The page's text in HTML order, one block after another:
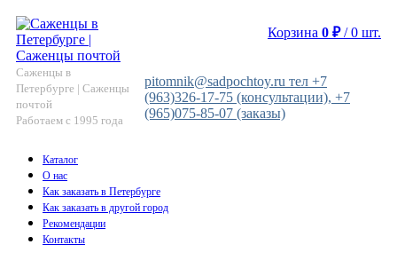
Саженцы в
Петербурге | Саженцы
почтой
Работаем с 1995 года
Корзина 0 ₽ /0 шт.
pitomnik@sadpochtoy.ru тел +7
(963)326-17-75 (консультации), +7
(965)075-85-07 (заказы)
Каталог
О нас
Как заказать в Петербурге
Как заказать в другой город
Рекомендации
Контакты